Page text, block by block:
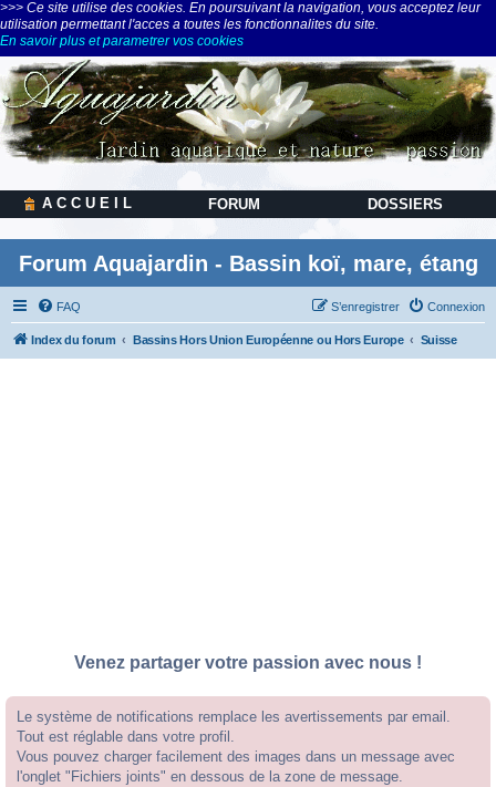
>>> Ce site utilise des cookies. En poursuivant la navigation, vous acceptez leur
utilisation permettant l'acces a toutes les fonctionnalites du site.
En savoir plus et parametrer vos cookies
A C C U E I L FORUM DOSSIERS
Forum Aquajardin - Bassin koï, mare, étang
FAQ Connexion
S’enregistrer
Index du forum Bassins Hors Union Européenne ou Hors Europe Suisse
Venez partager votre passion avec nous !
Le système de notifications remplace les avertissements par email.
Tout est réglable dans votre profil.
Vous pouvez charger facilement des images dans un message avec
l'onglet "Fichiers joints" en dessous de la zone de message.